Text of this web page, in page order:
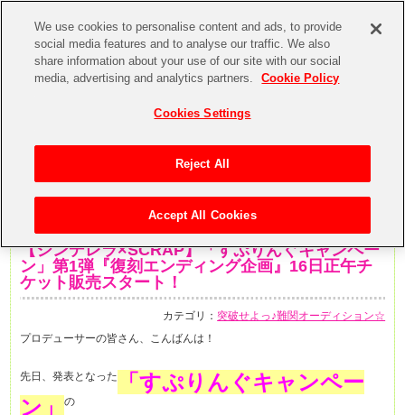
【シンデレラ×SCRAP】「すぷりんぐキャンペー
ン」第1弾『復刻エンディング企画』16日正午チ
ケット販売スタート！
カテゴリ： 突破せよっ♪難関オーディション☆
プロデューサーの皆さん、こんばんは！
先日、発表となった
「すぷりんぐキャンペー
ン」
の
We use cookies to personalise content and ads, to provide
social media features and to analyse our traffic. We also
share information about your use of our site with our social
media, advertising and analytics partners.
Cookie Policy
Cookies Settings
Reject All
Accept All Cookies